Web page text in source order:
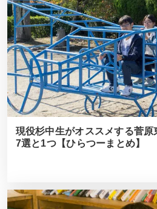
現役杉中生がオススメする菅原
7選と1つ【ひらつーまとめ】